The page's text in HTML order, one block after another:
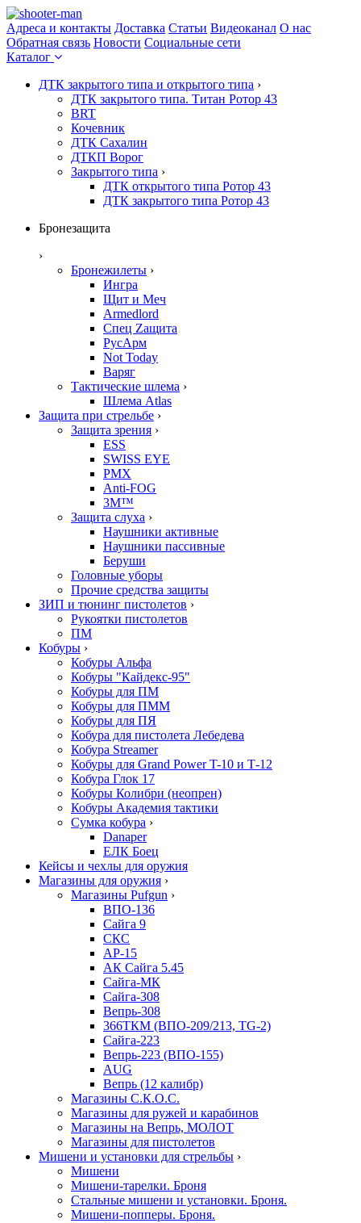
Адреса и контакты Доставка Статьи Видеоканал О нас
Обратная связь Новости Социальные сети
Каталог
ДТК закрытого типа и открытого типа ›
ДТК закрытого типа. Титан Ротор 43
BRT
Кочевник
ДТК Сахалин
ДТКП Ворог
Закрытого типа ›
ДТК открытого типа Ротор 43
ДТК закрытого типа Ротор 43
Бронезащита
›
Бронежилеты ›
Ингра
Щит и Меч
Armedlord
Спец Zащита
РусАрм
Not Today
Варяг
Тактические шлема ›
Шлема Atlas
Защита при стрельбе ›
Защита зрения ›
ESS
SWISS EYE
PMX
Anti-FOG
3M™
Защита слуха ›
Наушники активные
Наушники пассивные
Беруши
Головные уборы
Прочие средства защиты
ЗИП и тюнинг пистолетов ›
Рукоятки пистолетов
ПМ
Кобуры ›
Кобуры Альфа
Кобуры "Кайдекс-95"
Кобуры для ПМ
Кобуры для ПММ
Кобуры для ПЯ
Кобура для пистолета Лебедева
Кобура Streamer
Кобуры для Grand Power T-10 и Т-12
Кобура Глок 17
Кобуры Колибри (неопрен)
Кобуры Академия тактики
Сумка кобура ›
Danaper
ЕЛК Боец
Кейсы и чехлы для оружия
Магазины для оружия ›
Магазины Pufgun ›
ВПО-136
Сайга 9
СКС
АР-15
АК Сайга 5.45
Сайга-МК
Сайга-308
Вепрь-308
366ТКМ (ВПО-209/213, TG-2)
Сайга-223
Вепрь-223 (ВПО-155)
AUG
Вепрь (12 калибр)
Магазины С.К.О.С.
Магазины для ружей и карабинов
Магазины на Вепрь, МОЛОТ
Магазины для пистолетов
Мишени и установки для стрельбы ›
Мишени
Мишени-тарелки. Броня
Стальные мишени и установки. Броня.
Мишени-попперы. Броня.